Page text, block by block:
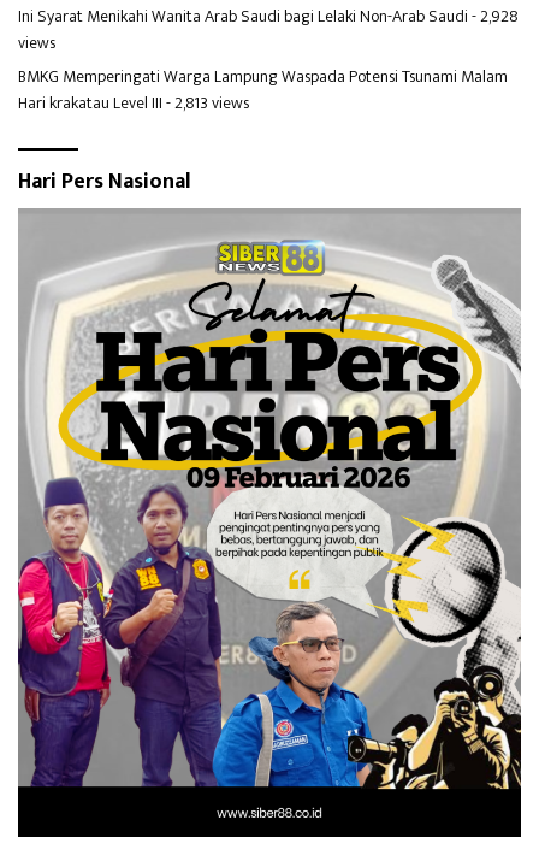
Ini Syarat Menikahi Wanita Arab Saudi bagi Lelaki Non-Arab Saudi- 2,928
views
BMKG Memperingati Warga Lampung Waspada Potensi Tsunami Malam
Hari krakatau Level III- 2,813 views
Hari Pers Nasional